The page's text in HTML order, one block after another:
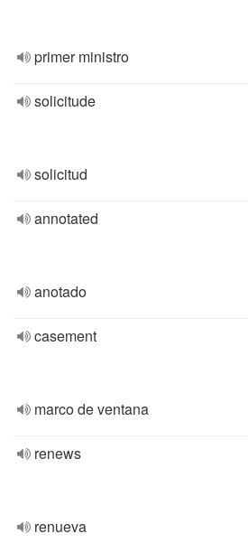
primer ministro
solicitude
solicitud
annotated
anotado
casement
marco de ventana
renews
renueva